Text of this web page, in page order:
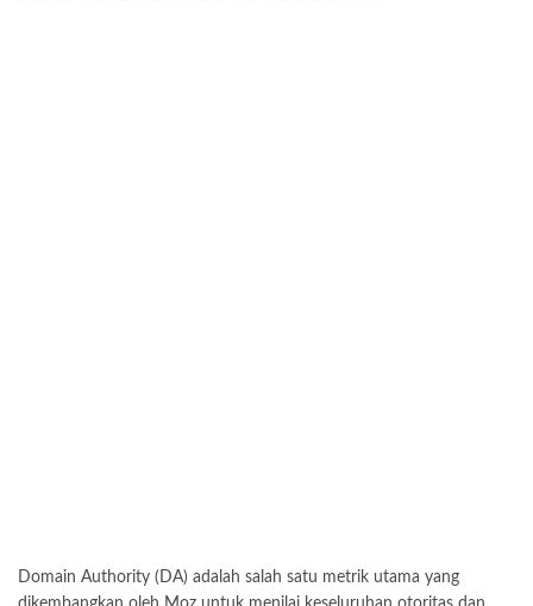
Domain Authority (DA) adalah salah satu metrik utama yang